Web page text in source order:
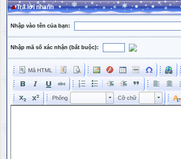
Trả lời nhanh
Nhập vào tên của bạn:
Nhập mã số xác nhận (bắt buộc):
Mã HTML
Phông Cỡ chữ Kích cỡ phông